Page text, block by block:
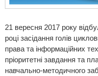
21 вересня 2017 року
році засідання голів
права та інформаційних
пріоритетні завдання та
навчально-методичного